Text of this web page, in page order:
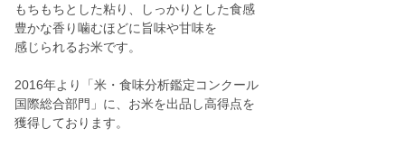
もちもちとした粘り、しっかりとした食感
豊かな香り噛むほどに旨味や甘味を
感じられるお米です。
2016年より「米・食味分析鑑定コンクール
国際総合部門」に、お米を出品し高得点を
獲得しております。